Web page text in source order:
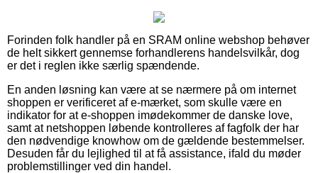
Forinden folk handler på en SRAM online webshop behøver
de helt sikkert gennemse forhandlerens handelsvilkår, dog
er det i reglen ikke særlig spændende.
En anden løsning kan være at se nærmere på om internet
shoppen er verificeret af e-mærket, som skulle være en
indikator for at e-shoppen imødekommer de danske love,
samt at netshoppen løbende kontrolleres af fagfolk der har
den nødvendige knowhow om de gældende bestemmelser.
Desuden får du lejlighed til at få assistance, ifald du møder
problemstillinger ved din handel.